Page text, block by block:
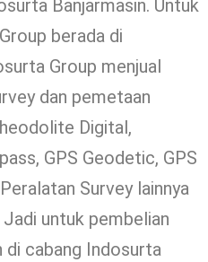
Banjarmasin. Untuk
berada di
Group menjual
dan pemetaan
Digital,
GPS Geodetic, GPS
Survey lainnya
untuk pembelian
di cabang Indosurta